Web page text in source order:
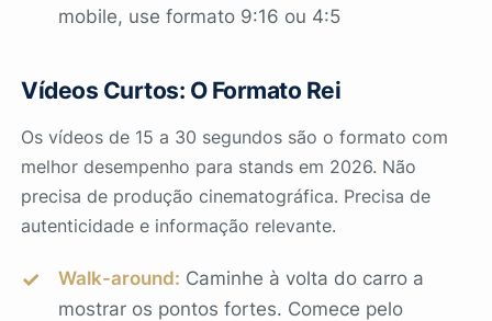
mobile, use formato 9:16 ou 4:5
Vídeos Curtos: O Formato Rei
Os vídeos de 15 a 30 segundos são o formato com
melhor desempenho para stands em 2026. Não
precisa de produção cinematográfica. Precisa de
autenticidade e informação relevante.
Walk-around: Caminhe à volta do carro a
mostrar os pontos fortes. Comece pelo